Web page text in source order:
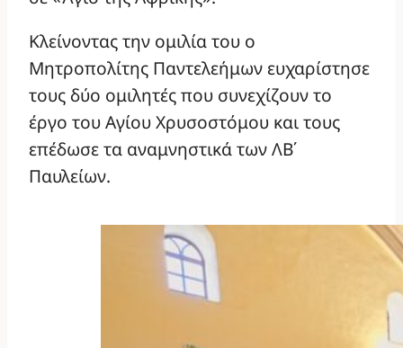
Κλείνοντας την ομιλία του ο
Μητροπολίτης Παντελεήμων ευχαρίστησε
τους δύο ομιλητές που συνεχίζουν το
έργο του Αγίου Χρυσοστόμου και τους
επέδωσε τα αναμνηστικά των ΛΒ΄
Παυλείων.